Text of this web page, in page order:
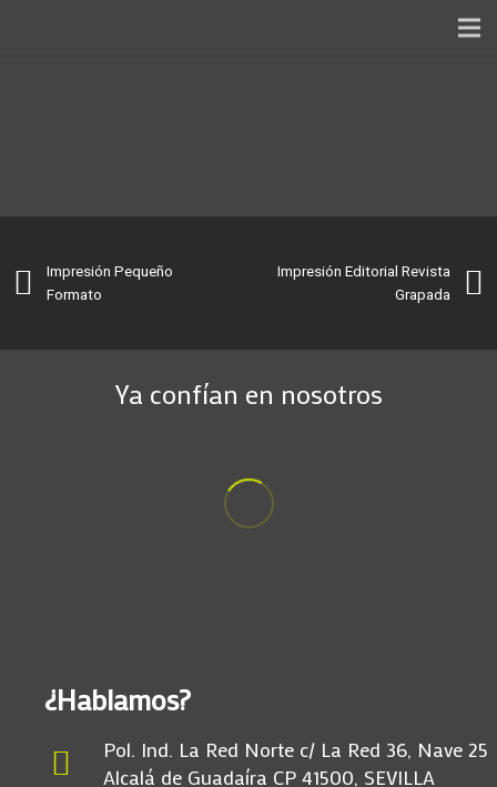
BLOGImpresión Pequeño
Formato
Impresión Editorial Revista
Grapada
Ya confían en nosotros
¿Hablamos?
Pol. Ind. La Red Norte c/ La Red 36, Nave 25
Alcalá de Guadaíra CP 41500, SEVILLA